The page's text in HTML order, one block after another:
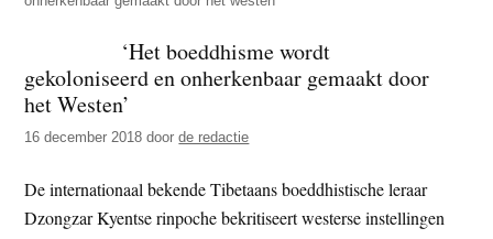
d
z
e
s
t
e
n
d
e
e
s
‘Het boeddhisme wordt
gekoloniseerd en onherkenbaar gemaakt door
het Westen’
16 december 2018 doorde redactie
De internationaal bekende Tibetaans boeddhistische leraar
Dzongzar Kyentse rinpoche bekritiseert westerse instellingen